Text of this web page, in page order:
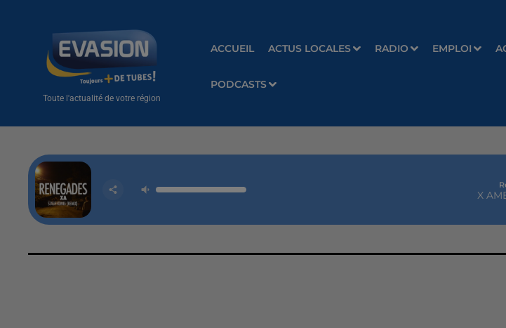
Toute l'actualité de votre région
ACCUEIL ACTUS LOCALES RADIO EMPLOI
PODCASTS
X